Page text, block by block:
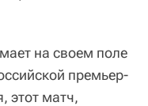
на своем поле
премьер-
этот матч,